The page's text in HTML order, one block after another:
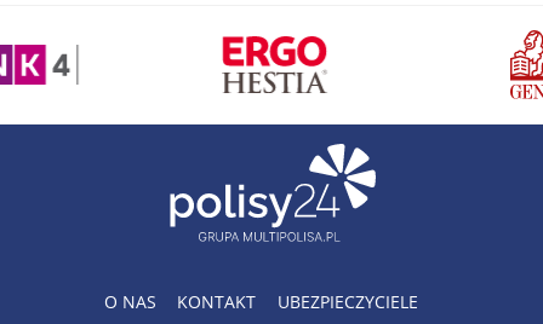
O NAS KONTAKT UBEZPIECZYCIELE